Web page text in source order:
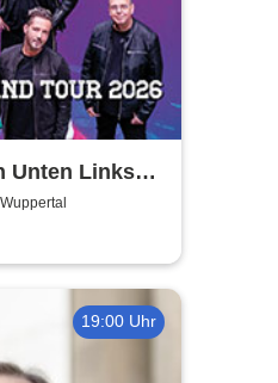
Unten Links
19:00 Uhr